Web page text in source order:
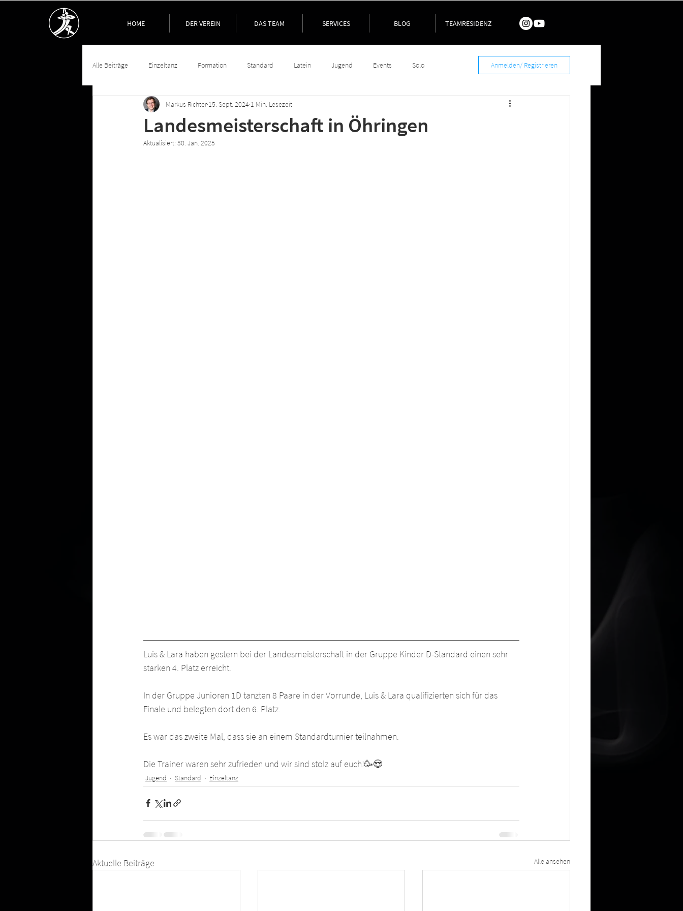
HOME DER VEREIN DAS TEAM SERVICES BLOG TEAMRESIDENZ
Alle Beiträge Einzeltanz Formation Standard Latein Jugend Events Solo Anmelden/ Registrieren
Landesmeisterschaft in Öhringen
Markus Richter 15. Sept. 2024 1 Min. Lesezeit
Aktualisiert: 30. Jan. 2025
Luis & Lara haben gestern bei der Landesmeisterschaft in der Gruppe Kinder D-Standard einen sehr
starken 4. Platz erreicht.
In der Gruppe Junioren 1D tanzten 8 Paare in der Vorrunde, Luis & Lara qualifizierten sich für das
Finale und belegten dort den 6. Platz.
Es war das zweite Mal, dass sie an einem Standardturnier teilnahmen.
Die Trainer waren sehr zufrieden und wir sind stolz auf euch!🥳😍
Jugend Standard Einzeltanz
Aktuelle Beiträge Alle ansehen